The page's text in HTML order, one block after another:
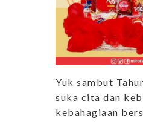
Yuk sambut
suka cita dan
kebahagiaan